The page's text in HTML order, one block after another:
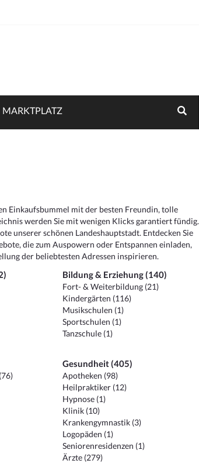
MARKTPLATZ
Einkaufsbummel mit der besten Freundin, tolle
werden Sie mit wenigen Klicks garantiert fündig.
unserer schönen Landeshauptstadt. Entdecken Sie
die zum Auspowern oder Entspannen einladen,
der beliebtesten Adressen inspirieren.
Bildung & Erziehung (140)
Fort- & Weiterbildung (21)
Kindergärten (116)
Musikschulen (1)
Sportschulen (1)
Tanzschule (1)
Gesundheit (405)
Apotheken (98)
Heilpraktiker (12)
Hypnose (1)
Klinik (10)
Krankengymnastik (3)
Logopäden (1)
Seniorenresidenzen (1)
Ärzte (279)